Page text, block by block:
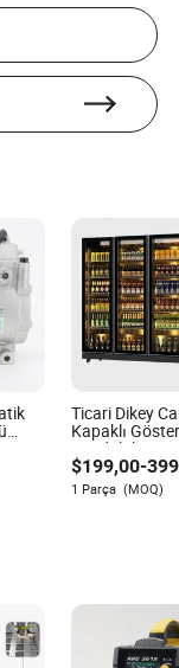
endüstrisinde
sonrası
duyduğu
bilgi ve
Ticari Dikey
Kapaklı
Buzdolabı
Buzdolabı
Soğutma
$199,00-
1 Parça (MOQ)